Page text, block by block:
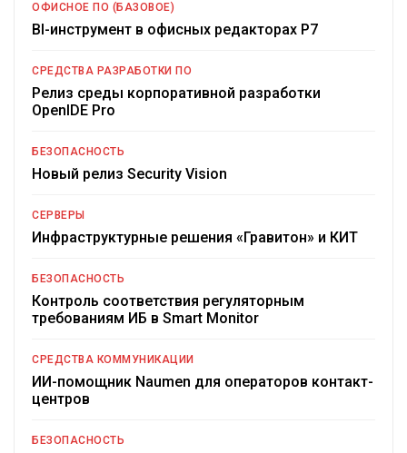
ОФИСНОЕ ПО (БАЗОВОЕ)
BI-инструмент в офисных редакторах Р7
СРЕДСТВА РАЗРАБОТКИ ПО
Релиз среды корпоративной разработки
OpenIDE Pro
БЕЗОПАСНОСТЬ
Новый релиз Security Vision
СЕРВЕРЫ
Инфраструктурные решения «Гравитон» и КИТ
БЕЗОПАСНОСТЬ
Контроль соответствия регуляторным
требованиям ИБ в Smart Monitor
СРЕДСТВА КОММУНИКАЦИИ
ИИ-помощник Naumen для операторов контакт-
центров
БЕЗОПАСНОСТЬ